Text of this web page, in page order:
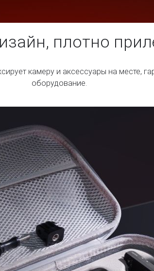
плотно
камеру и аксессуары на месте,
оборудование.